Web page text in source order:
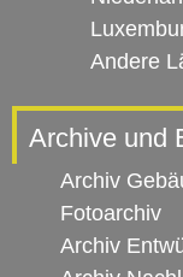
Andere
Archive und
Archiv
Fotoarchiv
Archiv